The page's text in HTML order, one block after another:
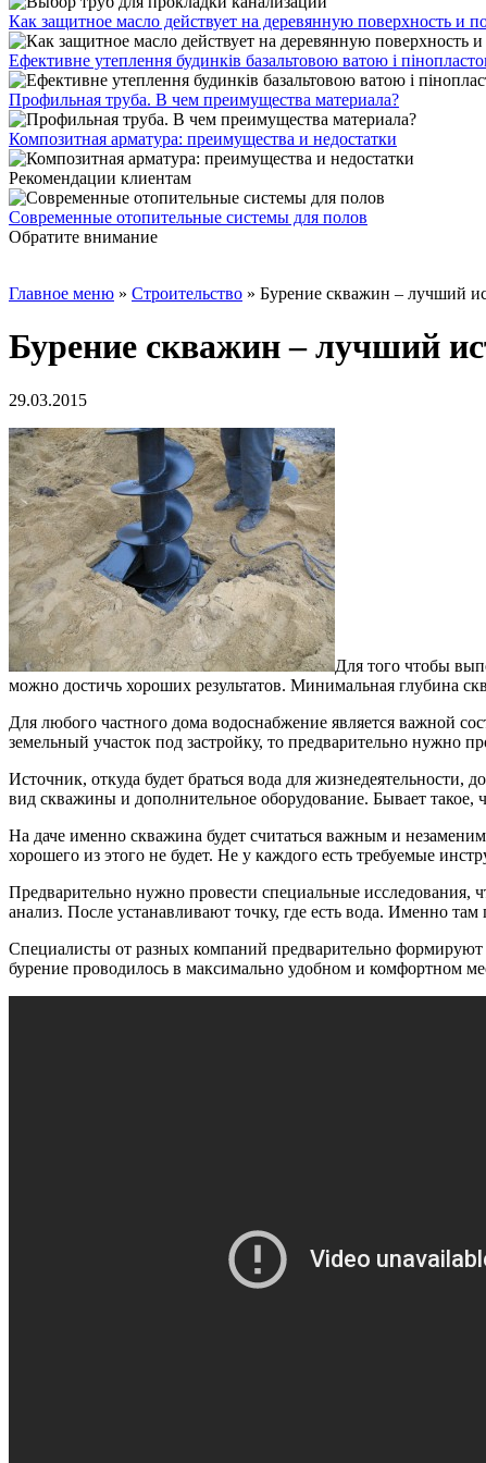
Как защитное масло действует на деревянную поверхность и
Ефективне утеплення будинків базальтовою ватою і
Профильная труба. В чем преимущества материала?
Композитная арматура: преимущества и недостатки
Рекомендации клиентам
Современные отопительные системы для полов
Обратите внимание
Главное меню » Строительство » Бурение скважин – лучший
Бурение скважин – лучший
29.03.2015
Для того чтобы
можно достичь хороших результатов. Минимальная глубина
Для любого частного дома водоснабжение является важной
земельный участок под застройку, то предварительно нужно
Источник, откуда будет браться вода для жизнедеятельности,
вид скважины и дополнительное оборудование. Бывает
На даче именно скважина будет считаться важным и
хорошего из этого не будет. Не у каждого есть требуемые
Предварительно нужно провести специальные
анализ. После устанавливают точку, где есть вода. Именно
Специалисты от разных компаний предварительно
бурение проводилось в максимально удобном и комфортном